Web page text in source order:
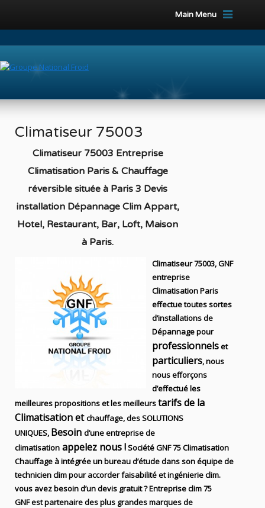
Main Menu
Climatiseur 75003
Climatiseur 75003 Entreprise
Climatisation Paris & Chauffage
réversible située à Paris 3 Devis
installation Dépannage Clim Appart,
Hotel, Restaurant, Bar, Loft, Maison
à Paris.
Climatiseur 75003, GNF
entreprise
Climatisation Paris
effectue toutes sortes
d’installationsde
Dépannage pour
professionnelset
particuliers, nous
nous efforçons
d’effectué les
meilleures propositions et les meilleurstarifs de la
Climatisation etchauffage, des SOLUTIONS
UNIQUES, Besoind’une entreprise de
climatisation appelez nous !SociétéGNF 75Climatisation
Chauffage à intégrée un bureau d’étude dans son équipe de
technicienclimpour accorder faisabilité et ingénierieclim.
vous avez besoin d’un devis gratuit ? Entreprise clim75
GNFest partenaire des plus grandes marques de